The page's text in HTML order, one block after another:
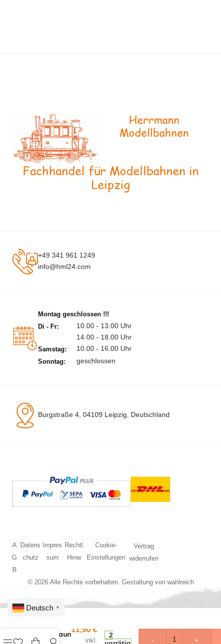
Herrmann
Modellbahnen
Fachhandel für Modellbahnen in
Leipzig
+49 341 961 1249
info@hml24.com
Montag geschlossen !!!
Di - Fr:
10.00 - 13.00 Uhr
14.00 - 18.00 Uhr
Samstag: 10.00 - 16.00 Uhr
Sonntag: geschlossen
Burgstraße 4, 04109 Leipzig, Deutschland
© 2026 Alle Rechte vorbehalten. Gestaltung von wahlreich
A
G
B
Datens
chutz
Impres
sum
Rechtl.
Hinw.
Cookie-
Einstellungen
Vertrag
widerrufen
Koppelzaun
11,90 €
inkl.
2
- +
Deutsch ▼